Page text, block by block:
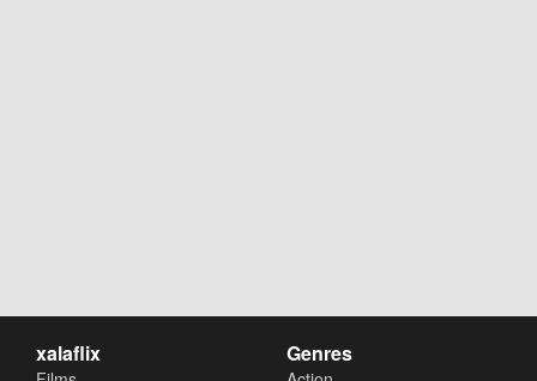
xalaflix Genres